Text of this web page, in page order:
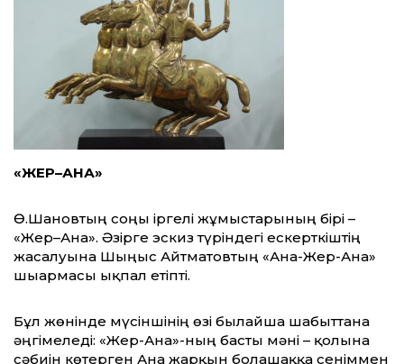
«ЖЕР–АНА»
Ө.Шановтың соңғы іргелі жұмыстарының бірі –
«Жер–Ана». Әзірге эскиз түріндегі ескерткіштің
жасалуына Шыңғыс Айтматовтың «Ана-Жер-Ана»
шығармасы ықпал етіпті.
Бұл жөнінде мүсіншінің өзі былайша шабыттана
әңгімеледі: «Жер-Ана»-ның басты мәні – қолына
сәбиін көтерген Ана жарқын болашаққа сеніммен